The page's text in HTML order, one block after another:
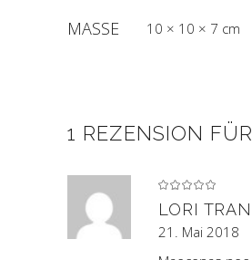
MASSE 10 × 10 × 7 cm
1 REZENSION FÜR
von 5
LORI TRAN
21. Mai 2018